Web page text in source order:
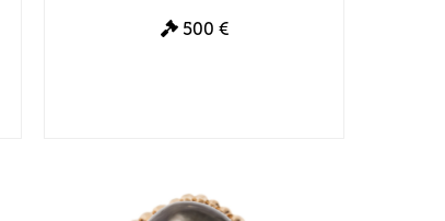
500 €